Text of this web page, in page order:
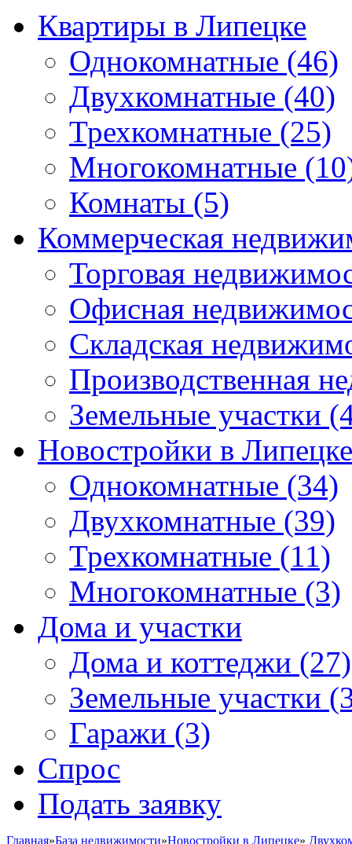
Квартиры в Липецке
Однокомнатные (46)
Двухкомнатные (40)
Трехкомнатные (25)
Многокомнатные
Комнаты (5)
Коммерческая
Торговая
Офисная
Складская
Производственная
Земельные участки
Новостройки в Липецке
Однокомнатные (34)
Двухкомнатные (39)
Трехкомнатные (11)
Многокомнатные (3)
Дома и участки
Дома и коттеджи (27)
Земельные участки
Гаражи (3)
Спрос
Подать заявку
Главная»База недвижимости»Новостройки в Липецке»